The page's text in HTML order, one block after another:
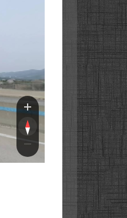
도로
번길